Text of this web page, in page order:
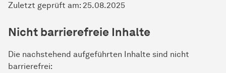
Zuletzt geprüft am: 25.08.2025
Nicht barrierefreie Inhalte
Die nachstehend aufgeführten Inhalte sind nicht
barrierefrei: